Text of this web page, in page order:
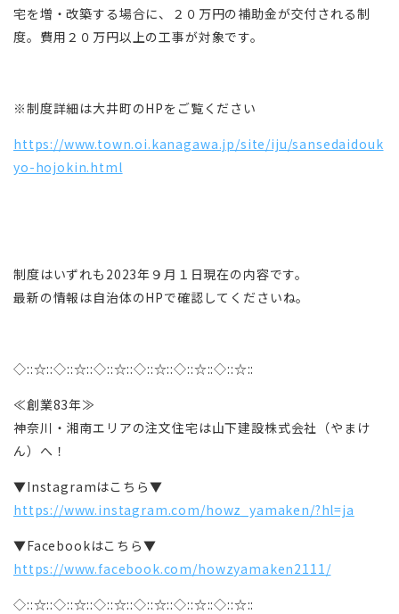
宅を増・改築する場合に、２０万円の補助金が交付される制
度。費用２０万円以上の工事が対象です。
※制度詳細は大井町のHPをご覧ください
https://www.town.oi.kanagawa.jp/site/iju/sansedaidouk
yo-hojokin.html
制度はいずれも2023年９月１日現在の内容です。
最新の情報は自治体のHPで確認してくださいね。
◇::☆::◇::☆::◇::☆::◇::☆::◇::☆::◇::☆::
≪創業83年≫
神奈川・湘南エリアの注文住宅は山下建設株式会社（やまけ
ん）へ！
▼Instagramはこちら▼
https://www.instagram.com/howz_yamaken/?hl=ja
▼Facebookはこちら▼
https://www.facebook.com/howzyamaken2111/
◇::☆::◇::☆::◇::☆::◇::☆::◇::☆::◇::☆::